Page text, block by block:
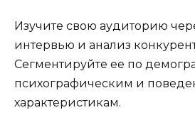
Изучите свою аудиторию
интервью и анализ
Сегментируйте ее по
психографическим и
характеристикам.